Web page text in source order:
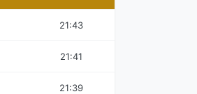
21:43
21:41
21:39